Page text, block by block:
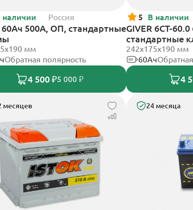
наличии Россия
60Ач 500А, ОП, стандартные
мм
Обратная полярность
4 500 ₽5 000 ₽
5 В наличии
GIVER 6СТ-
стандартные
242х175х190 мм
60Ач
4
месяцев 24 месяца